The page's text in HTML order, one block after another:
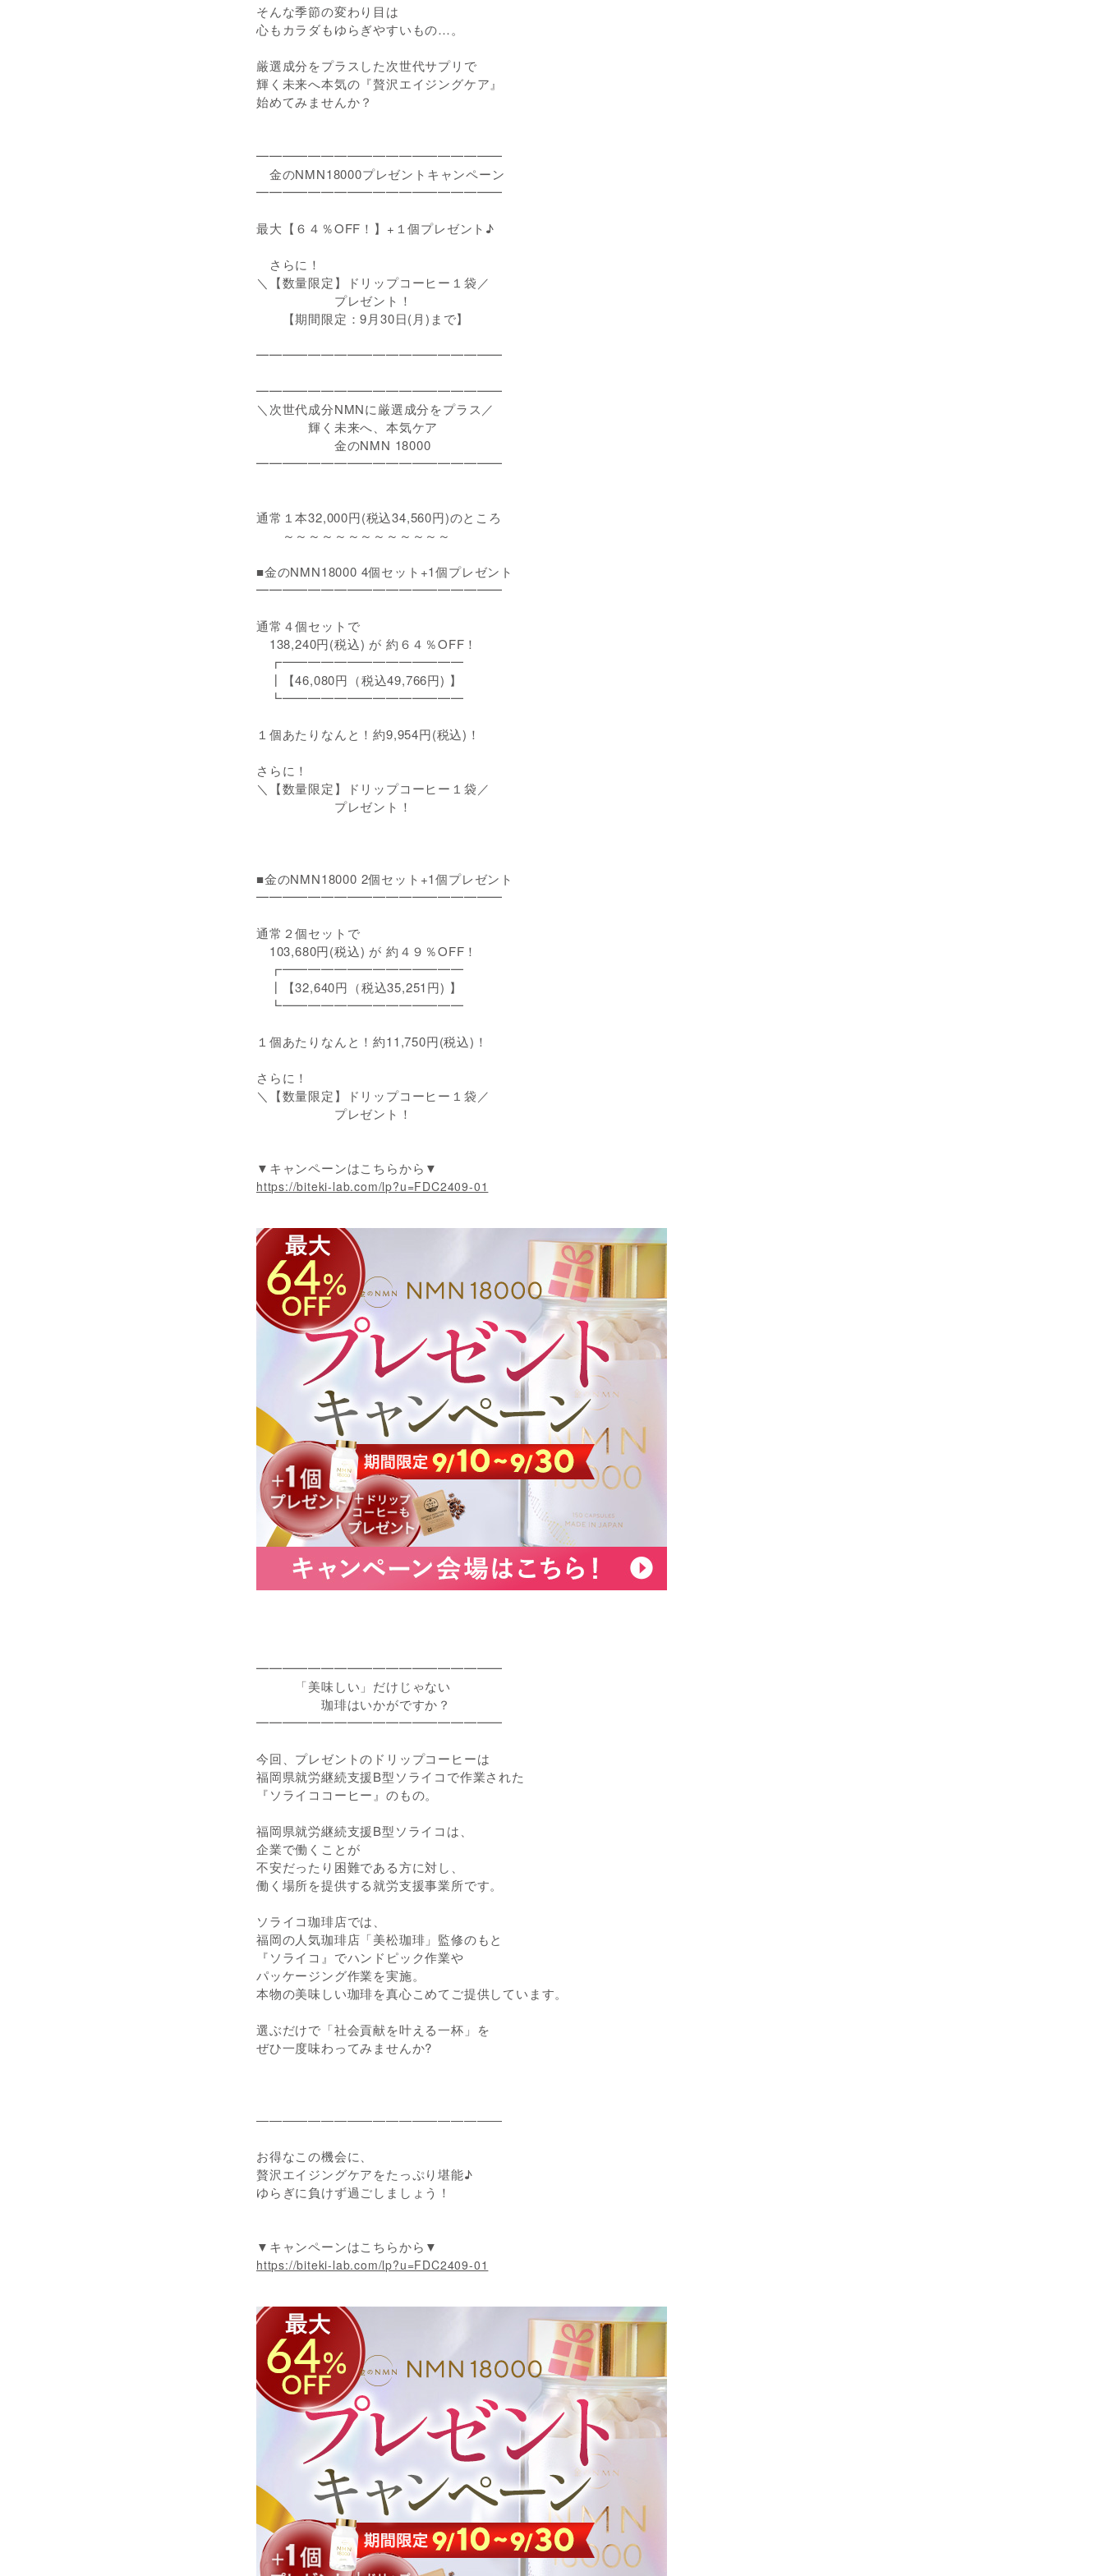
そんな季節の変わり目は
心もカラダもゆらぎやすいもの…。
厳選成分をプラスした次世代サプリで
輝く未来へ本気の『贅沢エイジングケア』
始めてみませんか？
━━━━━━━━━━━━━━━━━━━
金のNMN18000プレゼントキャンペーン
━━━━━━━━━━━━━━━━━━━
最大【６４％OFF！】+１個プレゼント♪
さらに！
＼【数量限定】ドリップコーヒー１袋／
プレゼント！
【期間限定：9月30日(月)まで】
━━━━━━━━━━━━━━━━━━━
━━━━━━━━━━━━━━━━━━━
＼次世代成分NMNに厳選成分をプラス／
輝く未来へ、本気ケア
金のNMN 18000
━━━━━━━━━━━━━━━━━━━
通常１本32,000円(税込34,560円)のところ
～～～～～～～～～～～～～
■金のNMN18000 4個セット+1個プレゼント
━━━━━━━━━━━━━━━━━━━
通常４個セットで
138,240円(税込) が 約６４％OFF！
┏━━━━━━━━━━━━━━
┃【46,080円（税込49,766円) 】
┗━━━━━━━━━━━━━━
１個あたりなんと！約9,954円(税込)！
さらに！
＼【数量限定】ドリップコーヒー１袋／
プレゼント！
■金のNMN18000 2個セット+1個プレゼント
━━━━━━━━━━━━━━━━━━━
通常２個セットで
103,680円(税込) が 約４９％OFF！
┏━━━━━━━━━━━━━━
┃【32,640円（税込35,251円) 】
┗━━━━━━━━━━━━━━
１個あたりなんと！約11,750円(税込)！
さらに！
＼【数量限定】ドリップコーヒー１袋／
プレゼント！
▼キャンペーンはこちらから▼
https://biteki-lab.com/lp?u=FDC2409-01
━━━━━━━━━━━━━━━━━━━
「美味しい」だけじゃない
珈琲はいかがですか？
━━━━━━━━━━━━━━━━━━━
今回、プレゼントのドリップコーヒーは
福岡県就労継続支援B型ソライコで作業された
『ソライココーヒー』のもの。
福岡県就労継続支援B型ソライコは、
企業で働くことが
不安だったり困難である方に対し、
働く場所を提供する就労支援事業所です。
ソライコ珈琲店では、
福岡の人気珈琲店「美松珈琲」監修のもと
『ソライコ』でハンドピック作業や
パッケージング作業を実施。
本物の美味しい珈琲を真心こめてご提供しています。
選ぶだけで「社会貢献を叶える一杯」を
ぜひ一度味わってみませんか?
―――――――――――――――――――
お得なこの機会に、
贅沢エイジングケアをたっぷり堪能♪
ゆらぎに負けず過ごしましょう！
▼キャンペーンはこちらから▼
https://biteki-lab.com/lp?u=FDC2409-01